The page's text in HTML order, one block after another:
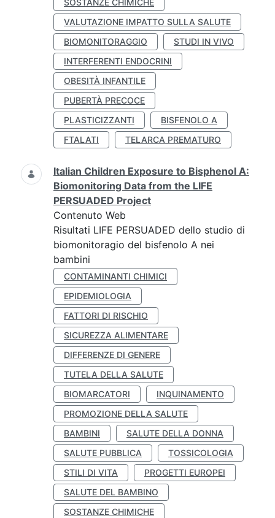
SOSTANZE CHIMICHE
VALUTAZIONE IMPATTO SULLA SALUTE
BIOMONITORAGGIO
STUDI IN VIVO
INTERFERENTI ENDOCRINI
OBESITÀ INFANTILE
PUBERTÀ PRECOCE
PLASTICIZZANTI
BISFENOLO A
FTALATI
TELARCA PREMATURO
Italian Children Exposure to Bisphenol A:
Biomonitoring Data from the LIFE
PERSUADED Project
Contenuto Web
Risultati LIFE PERSUADED dello studio di
biomonitoragio del bisfenolo A nei
bambini
CONTAMINANTI CHIMICI
EPIDEMIOLOGIA
FATTORI DI RISCHIO
SICUREZZA ALIMENTARE
DIFFERENZE DI GENERE
TUTELA DELLA SALUTE
BIOMARCATORI
INQUINAMENTO
PROMOZIONE DELLA SALUTE
BAMBINI
SALUTE DELLA DONNA
SALUTE PUBBLICA
TOSSICOLOGIA
STILI DI VITA
PROGETTI EUROPEI
SALUTE DEL BAMBINO
SOSTANZE CHIMICHE